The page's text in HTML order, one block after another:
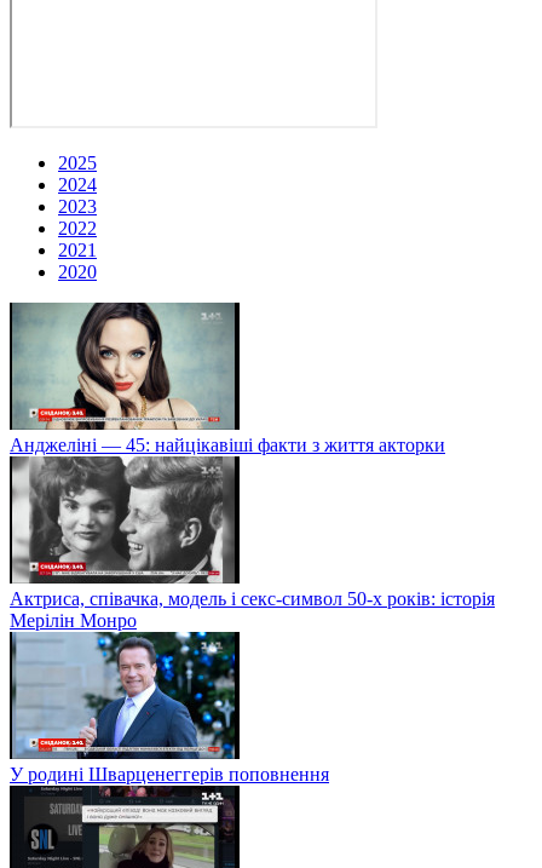
2025
2024
2023
2022
2021
2020
Анджеліні — 45: найцікавіші факти з життя акторки
Актриса, співачка, модель і секс-символ 50-х років: історія
Мерілін Монро
У родині Шварценеггерів поповнення